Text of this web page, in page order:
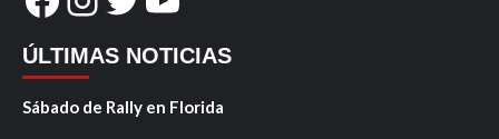
ÚLTIMAS NOTICIAS
Sábado de Rally en Florida